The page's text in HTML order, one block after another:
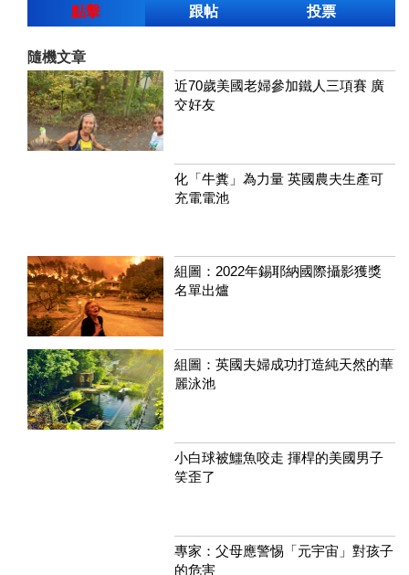
點擊
跟帖 投票
隨機文章
近70歲美國老婦參加鐵人三項賽 廣
交好友
化「牛糞」為力量 英國農夫生產可
充電電池
組圖：2022年錫耶納國際攝影獲獎
名單出爐
組圖：英國夫婦成功打造純天然的華
麗泳池
小白球被鱷魚咬走 揮桿的美國男子
笑歪了
專家：父母應警惕「元宇宙」對孩子
的危害